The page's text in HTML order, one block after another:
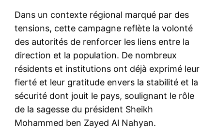
Dans un contexte régional marqué par des
tensions, cette campagne reflète la volonté
des autorités de renforcer les liens entre la
direction et la population. De nombreux
résidents et institutions ont déjà exprimé leur
fierté et leur gratitude envers la stabilité et la
sécurité dont jouit le pays, soulignant le rôle
de la sagesse du président Sheikh
Mohammed ben Zayed Al Nahyan.